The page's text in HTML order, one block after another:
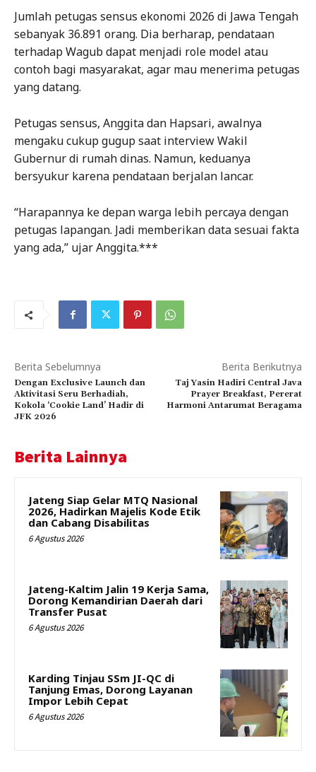
Jumlah petugas sensus ekonomi 2026 di Jawa Tengah
sebanyak 36.891 orang. Dia berharap, pendataan
terhadap Wagub dapat menjadi role model atau
contoh bagi masyarakat, agar mau menerima petugas
yang datang.
Petugas sensus, Anggita dan Hapsari, awalnya
mengaku cukup gugup saat interview Wakil
Gubernur di rumah dinas. Namun, keduanya
bersyukur karena pendataan berjalan lancar.
“Harapannya ke depan warga lebih percaya dengan
petugas lapangan. Jadi memberikan data sesuai fakta
yang ada,” ujar Anggita.***
Berita Sebelumnya
Dengan Exclusive Launch dan
Aktivitasi Seru Berhadiah,
Kokola ‘Cookie Land’ Hadir di
JFK 2026
Berita Berikutnya
Taj Yasin Hadiri Central Java
Prayer Breakfast, Pererat
Harmoni Antarumat Beragama
Berita Lainnya
Jateng Siap Gelar MTQ Nasional
2026, Hadirkan Majelis Kode Etik
dan Cabang Disabilitas
6 Agustus 2026
Jateng-Kaltim Jalin 19 Kerja Sama,
Dorong Kemandirian Daerah dari
Transfer Pusat
6 Agustus 2026
Karding Tinjau SSm JI-QC di
Tanjung Emas, Dorong Layanan
Impor Lebih Cepat
6 Agustus 2026